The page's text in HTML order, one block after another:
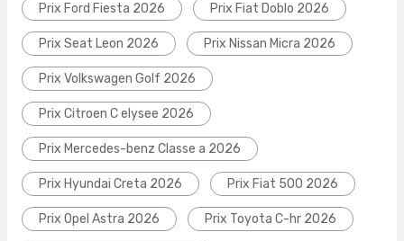
Prix Ford Fiesta 2026 Prix Fiat Doblo 2026
Prix Seat Leon 2026 Prix Nissan Micra 2026
Prix Volkswagen Golf 2026
Prix Citroen C elysee 2026
Prix Mercedes-benz Classe a 2026
Prix Hyundai Creta 2026 Prix Fiat 500 2026
Prix Opel Astra 2026 Prix Toyota C-hr 2026